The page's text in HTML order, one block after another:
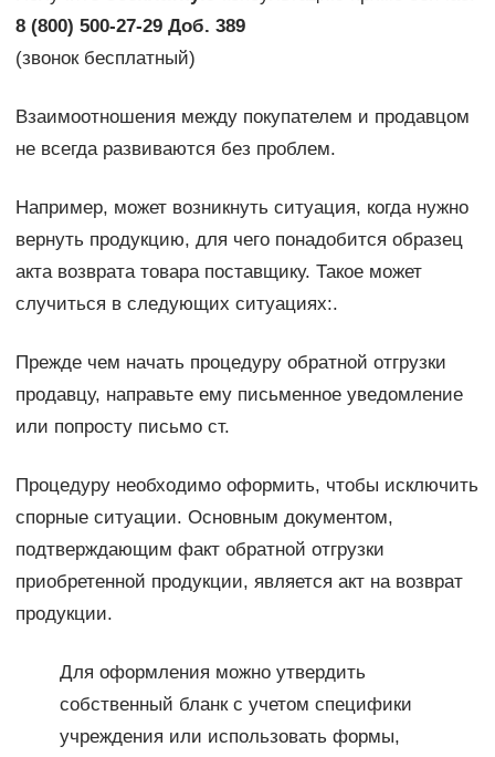
8 (800) 500-27-29 Доб. 389
(звонок бесплатный)
Взаимоотношения между покупателем и продавцом
не всегда развиваются без проблем.
Например, может возникнуть ситуация, когда нужно
вернуть продукцию, для чего понадобится образец
акта возврата товара поставщику. Такое может
случиться в следующих ситуациях:.
Прежде чем начать процедуру обратной отгрузки
продавцу, направьте ему письменное уведомление
или попросту письмо ст.
Процедуру необходимо оформить, чтобы исключить
спорные ситуации. Основным документом,
подтверждающим факт обратной отгрузки
приобретенной продукции, является акт на возврат
продукции.
Для оформления можно утвердить
собственный бланк с учетом специфики
учреждения или использовать формы,